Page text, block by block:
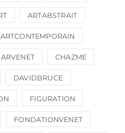
ARTABSTRAIT
ARTCONTEMPORAIN
CHAZME
DAVIDBRUCE
FIGURATION
FONDATIONVENET